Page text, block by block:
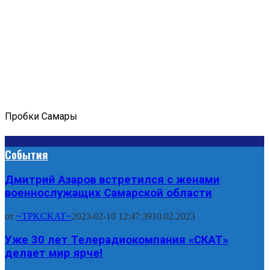
Пробки Самары
События
Дмитрий Азаров встретился с женами
военнослужащих Самарской области
от ~TPKCKAT~2023-02-10 12:47:3910.02.2023
Уже 30 лет Телерадиокомпания «СКАТ»
делает мир ярче!